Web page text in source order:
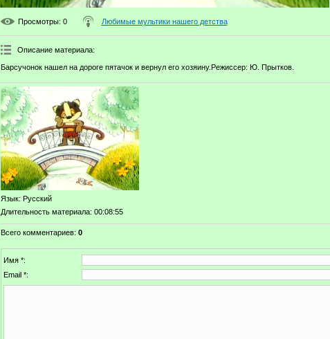
Просмотры: 0 Любимые мультики нашего детства
Описание материала:
Барсучонок нашел на дороге пятачок и вернул его хозяину.Режиссер: Ю. Прытков.
Язык: Русский
Длительность материала: 00:08:55
Всего комментариев: 0
Имя *:
Email *: